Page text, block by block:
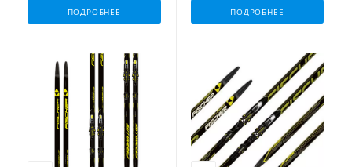
ПОДРОБНЕЕ ПОДРОБНЕЕ